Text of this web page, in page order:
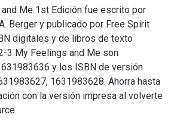
Me 1st Edición fue escrito por
Berger y publicado por Free Spirit
digitales y de libros de texto
3 My Feelings and Me son
y los ISBN de versión
1631983628. Ahorra hasta
con la versión impresa al volverte